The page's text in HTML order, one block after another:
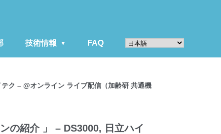
技術情報 FAQ
ク – @オンライン ライブ配信（加齢研 共通機
の紹介 」 – DS3000, 日立ハイ